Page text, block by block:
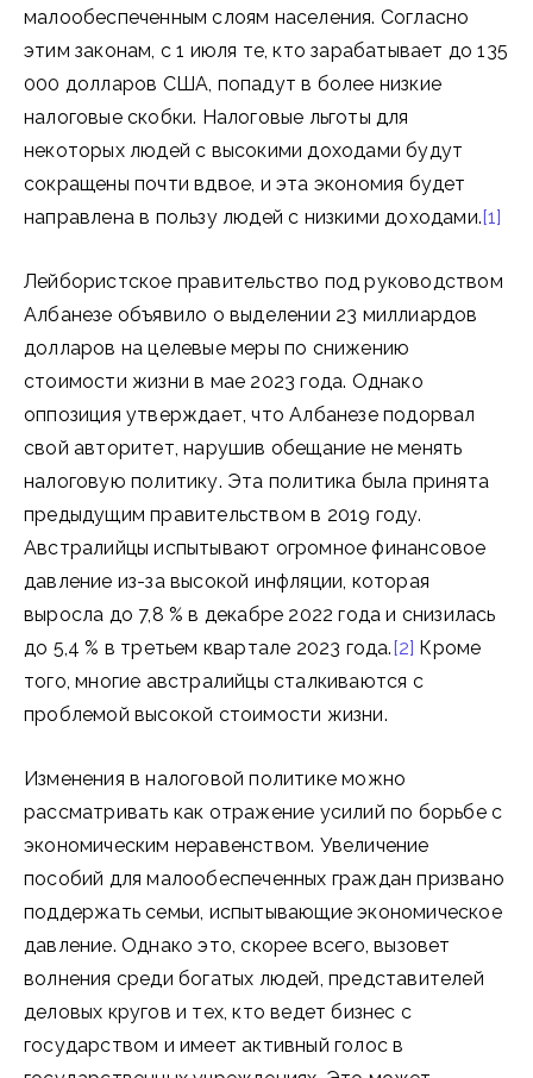
малообеспеченным слоям населения. Согласно
этим законам, с 1 июля те, кто зарабатывает до 135
000 долларов США, попадут в более низкие
налоговые скобки. Налоговые льготы для
некоторых людей с высокими доходами будут
сокращены почти вдвое, и эта экономия будет
направлена в пользу людей с низкими доходами.[1]
Лейбористское правительство под руководством
Албанезе объявило о выделении 23 миллиардов
долларов на целевые меры по снижению
стоимости жизни в мае 2023 года. Однако
оппозиция утверждает, что Албанезе подорвал
свой авторитет, нарушив обещание не менять
налоговую политику. Эта политика была принята
предыдущим правительством в 2019 году.
Австралийцы испытывают огромное финансовое
давление из-за высокой инфляции, которая
выросла до 7,8 % в декабре 2022 года и снизилась
до 5,4 % в третьем квартале 2023 года.[2] Кроме
того, многие австралийцы сталкиваются с
проблемой высокой стоимости жизни.
Изменения в налоговой политике можно
рассматривать как отражение усилий по борьбе с
экономическим неравенством. Увеличение
пособий для малообеспеченных граждан призвано
поддержать семьи, испытывающие экономическое
давление. Однако это, скорее всего, вызовет
волнения среди богатых людей, представителей
деловых кругов и тех, кто ведет бизнес с
государством и имеет активный голос в